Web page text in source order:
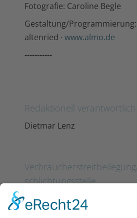
Fotografie: Caroline Begle
Gestaltung/
altenried · www.almo.de
-----------
Redaktionell verantwortlich
Dietmar Lenz
schlichtungs­stelle
Wir sind nicht bereit oder
Streitbeilegungsverfahren vor